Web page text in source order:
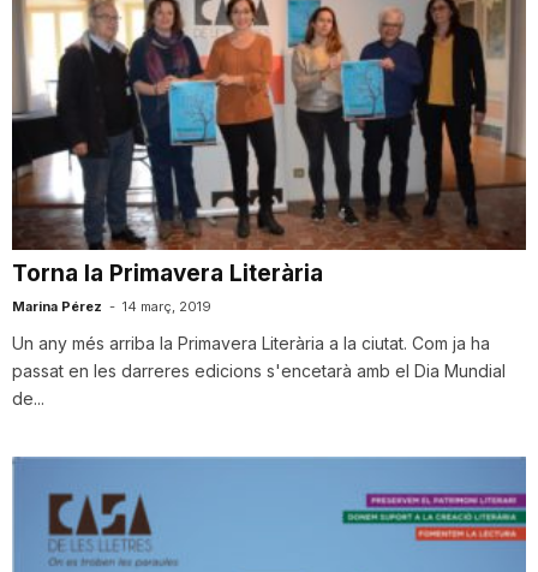
Torna la Primavera Literària
Marina Pérez - 14 març, 2019
Un any més arriba la Primavera Literària a la ciutat. Com ja ha
passat en les darreres edicions s'encetarà amb el Dia Mundial
de...